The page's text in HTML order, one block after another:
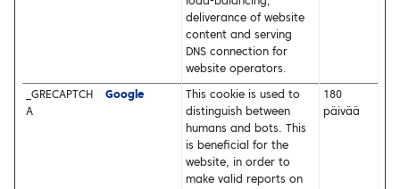
deliverance of website
content and serving
DNS connection for
website operators.
_GRECAPTCH
A
Google
This cookie is used to
distinguish between
humans and bots. This
is beneficial for the
website, in order to
make valid reports on
180
päivää